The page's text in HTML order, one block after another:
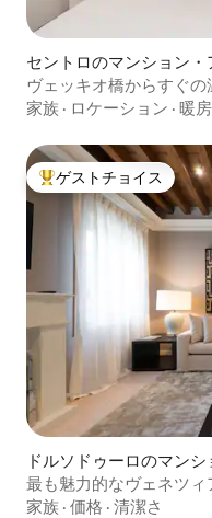
セントロのマンション・
ヴェッキオ橋からすぐ
家族 · ロケーション · 暖房
大好評のゲストチョイス
ゲストチョイス
ドルソドゥーロのマン
最も魅力的なヴェネツィ
家族 · 価格 · 清潔さ